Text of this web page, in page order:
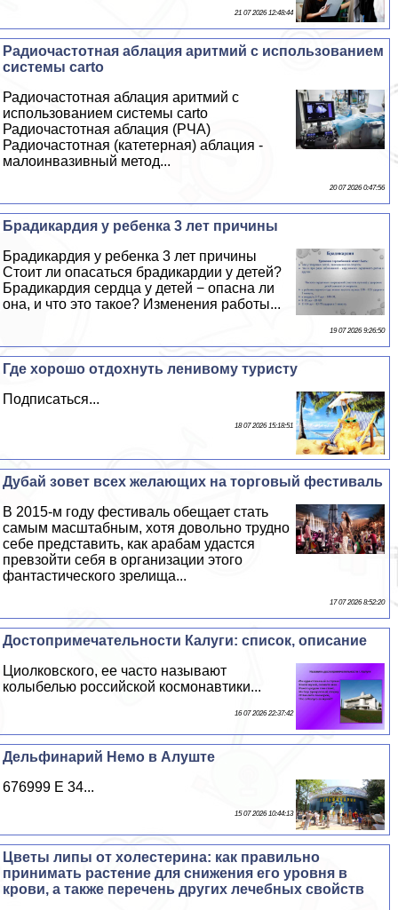
21 07 2026 12:48:44
Радиочастотная аблация аритмий с использованием
системы carto
Радиочастотная аблация аритмий с
использованием системы carto
Радиочастотная аблация (РЧА)
Радиочастотная (катетерная) аблация -
малоинвазивный метод...
20 07 2026 0:47:56
Брадикардия у ребенка 3 лет причины
Брадикардия у ребенка 3 лет причины
Стоит ли опасаться брадикардии у детей?
Брадикардия сердца у детей − опасна ли
она, и что это такое? Изменения работы...
19 07 2026 9:26:50
Где хорошо отдохнуть ленивому туристу
Подписаться...
18 07 2026 15:18:51
Дубай зовет всех желающих на торговый фестиваль
В 2015-м году фестиваль обещает стать
самым масштабным, хотя довольно трудно
себе представить, как аpaбам удастся
превзойти себя в организации этого
фантастического зрелища...
17 07 2026 8:52:20
Достопримечательности Калуги: список, описание
Циолковского, ее часто называют
колыбелью российской космонавтики...
16 07 2026 22:37:42
Дельфинарий Немо в Алуште
676999 E 34...
15 07 2026 10:44:13
Цветы липы от холестерина: как правильно
принимать растение для снижения его уровня в
крови, а также перечень других лечебных свойств